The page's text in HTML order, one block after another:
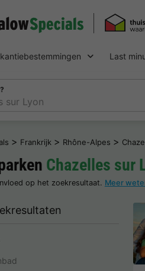
Last
> Frankrijk > Rhône-Alpes >
Chazelles sur
op het zoekresultaat. Meer